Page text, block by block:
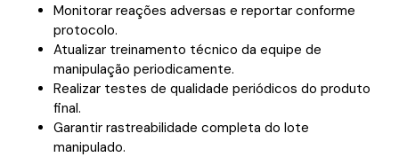
Monitorar reações adversas e reportar conforme
protocolo.
Atualizar treinamento técnico da equipe de
manipulação periodicamente.
Realizar testes de qualidade periódicos do produto
final.
Garantir rastreabilidade completa do lote
manipulado.